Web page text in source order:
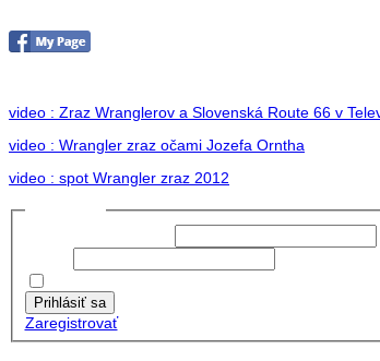
video : Zraz Wranglerov a Slovenská Route 66 v
video : Wrangler zraz očami Jozefa Orntha
video : spot Wrangler zraz 2012
Prihlásiť sa
Zaregistrovať